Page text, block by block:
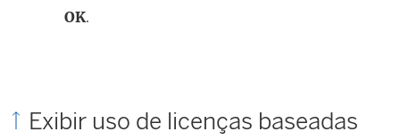
OK.
Exibir uso de licenças baseadas